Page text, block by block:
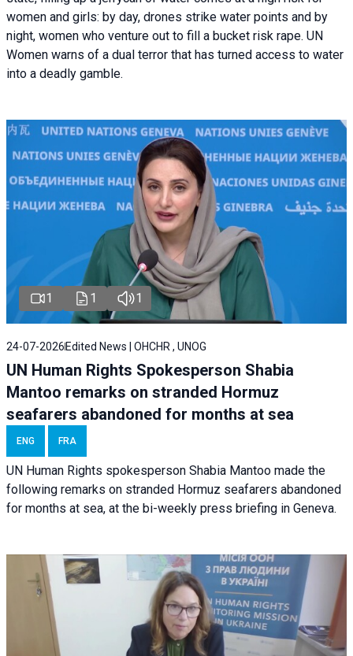
women and girls: by day, drones strike water points and by
night, women who venture out to fill a bucket risk rape. UN
Women warns of a dual terror that has turned access to water
into a deadly gamble.
1 1 1
24-07-2026 Edited News | OHCHR , UNOG
UN Human Rights Spokesperson Shabia
Mantoo remarks on stranded Hormuz
seafarers abandoned for months at sea
ENG FRA
UN Human Rights spokesperson Shabia Mantoo made the
following remarks on stranded Hormuz seafarers abandoned
for months at sea, at the bi-weekly press briefing in Geneva.